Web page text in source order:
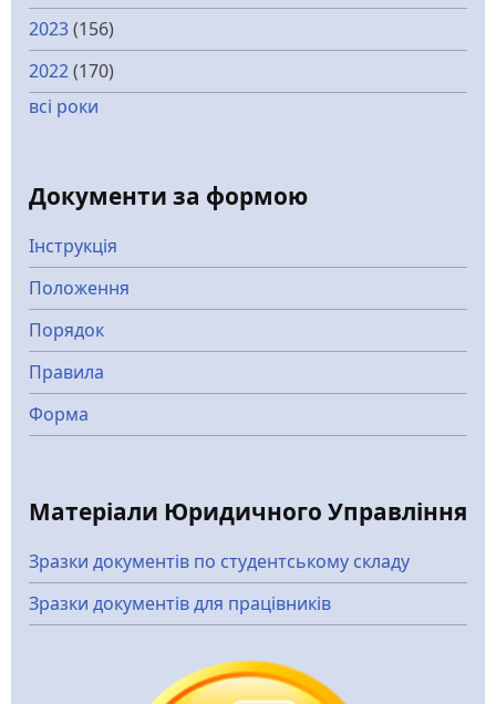
2023(156)
2022(170)
всі роки
Документи за формою
Інструкція
Положення
Порядок
Правила
Форма
Матеріали Юридичного Управління
Зразки документів по студентському складу
Зразки документів для працівників